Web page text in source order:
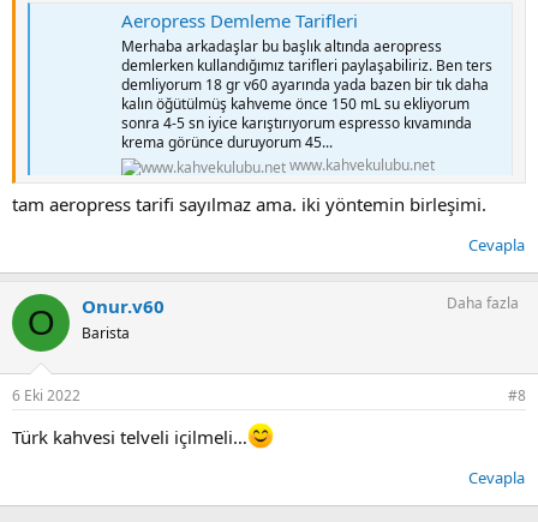
Aeropress Demleme Tarifleri
Merhaba arkadaşlar bu başlık altında aeropress
demlerken kullandığımız tarifleri paylaşabiliriz. Ben ters
demliyorum 18 gr v60 ayarında yada bazen bir tık daha
kalın öğütülmüş kahveme önce 150 mL su ekliyorum
sonra 4-5 sn iyice karıştırıyorum espresso kıvamında
krema görünce duruyorum 45...
www.kahvekulubu.net
tam aeropress tarifi sayılmaz ama. iki yöntemin birleşimi.
Cevapla
O Onur.v60
Barista
Daha fazla
6 Eki 2022 #8
Türk kahvesi telveli içilmeli…
Cevapla